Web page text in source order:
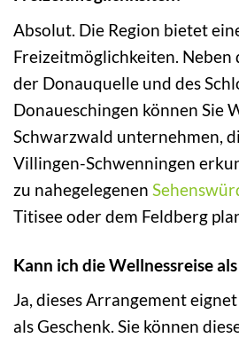
Absolut. Die Region bietet
Freizeitmöglichkeiten. Neben
der Donauquelle und des
Donaueschingen können Sie
Schwarzwald unternehmen,
Villingen-Schwenningen
zu nahegelegenen
Titisee oder dem Feldberg
Kann ich die Wellnessreise
Ja, dieses Arrangement
als Geschenk. Sie können